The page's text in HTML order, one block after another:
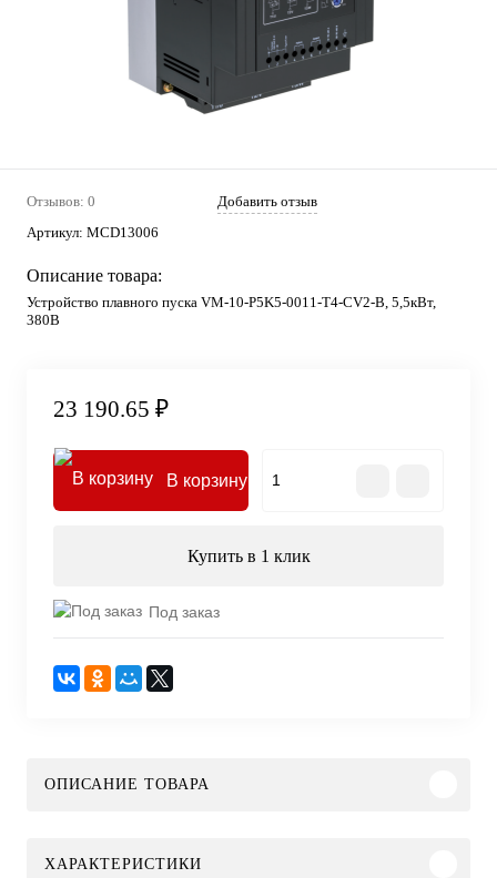
Отзывов: 0
Добавить отзыв
Артикул: MCD13006
Описание товара:
Устройство плавного пуска VM-10-P5K5-0011-T4-CV2-B, 5,5кВт,
380В
23 190.65 ₽
В корзину
Купить в 1 клик
Под заказ
ОПИСАНИЕ ТОВАРА
ХАРАКТЕРИСТИКИ